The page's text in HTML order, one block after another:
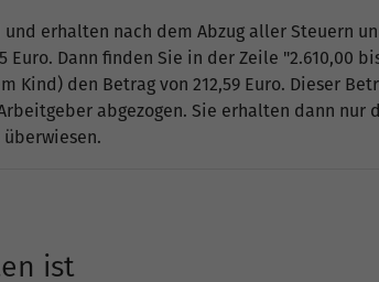
erhalten nach dem Abzug aller Steuern
Dann finden Sie in der Zeile "2.610,00
den Betrag von 212,59 Euro. Dieser
abgezogen. Sie erhalten dann nur
überwiesen.
ist